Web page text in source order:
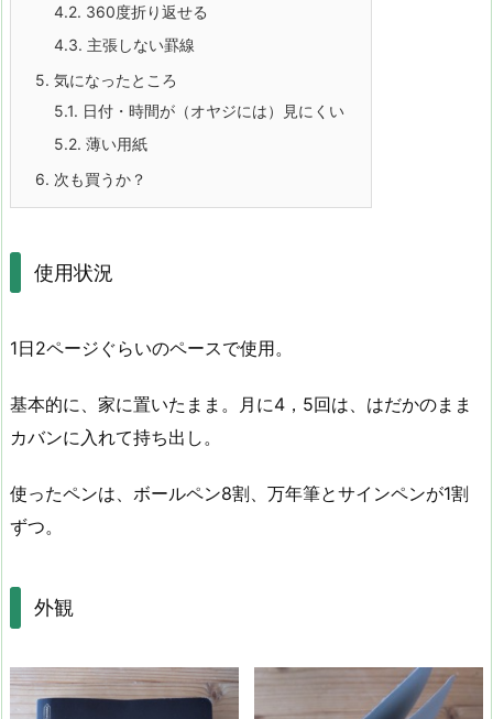
4.2. 360度折り返せる
4.3. 主張しない罫線
5. 気になったところ
5.1. 日付・時間が（オヤジには）見にくい
5.2. 薄い用紙
6. 次も買うか？
使用状況
1日2ページぐらいのペースで使用。
基本的に、家に置いたまま。月に4，5回は、はだかのまま
カバンに入れて持ち出し。
使ったペンは、ボールペン8割、万年筆とサインペンが1割
ずつ。
外観